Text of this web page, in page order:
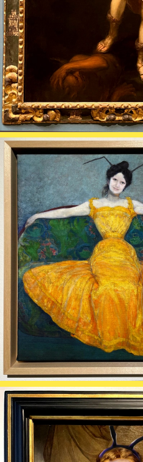
Newsletter
SPENDEN + FÖRDERN
Translate to English
SUCHESuchbegriffe
Suchen